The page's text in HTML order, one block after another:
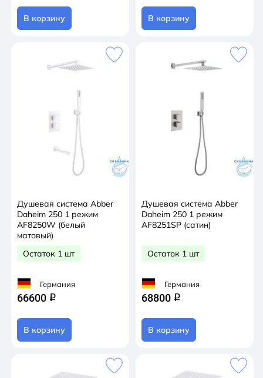
В корзину В корзину
Душевая система Abber
Daheim 250 1 режим
AF8250W (белый
матовый)
Остаток 1 шт
Германия
66600 q
В корзину
Душевая система Abber
Daheim 250 1 режим
AF8251SP (сатин)
Остаток 1 шт
Германия
68800 q
В корзину